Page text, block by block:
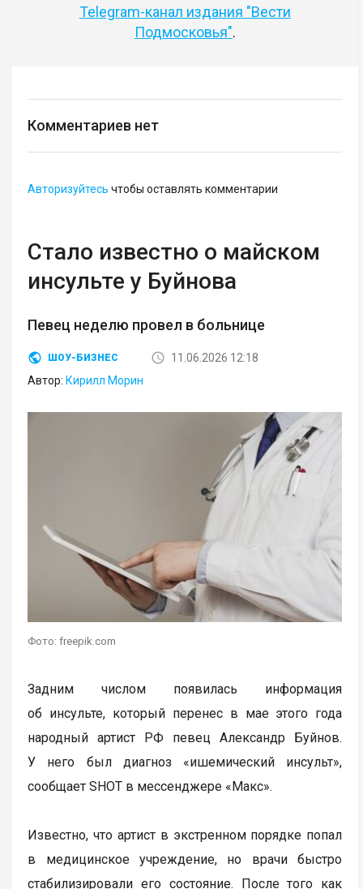
Telegram-канал издания "Вести
Подмосковья".
Комментариев нет
Авторизуйтесь чтобы оставлять комментарии
Стало известно о майском
инсульте у Буйнова
Певец неделю провел в больнице
ШОУ-БИЗНЕС
11.06.2026 12:18
Автор: Кирилл Морин
Фото: freepik.com
Задним числом появилась информация
об инсульте, который перенес в мае этого года
народный артист РФ певец Александр Буйнов.
У него был диагноз «ишемический инсульт»,
сообщает SHOT в мессенджере «Макс».
Известно, что артист в экстренном порядке попал
в медицинское учреждение, но врачи быстро
стабилизировали его состояние. После того как